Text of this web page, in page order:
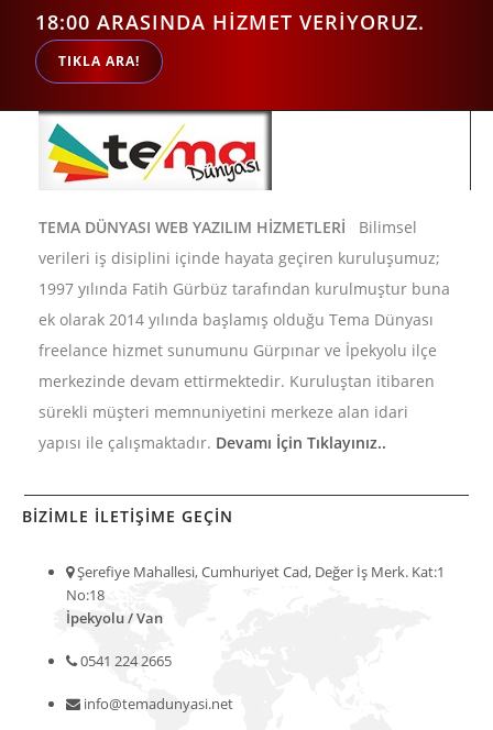
18:00 ARASINDA HİZMET VERİYORUZ.
TIKLA ARA!
TEMA DÜNYASI WEB YAZILIM HİZMETLERİ
Bilimsel
verileri iş disiplini içinde hayata geçiren kuruluşumuz;
1997 yılında Fatih Gürbüz tarafından kurulmuştur buna
ek olarak 2014 yılında başlamış olduğu Tema Dünyası
freelance hizmet sunumunu Gürpınar ve İpekyolu ilçe
merkezinde devam ettirmektedir. Kuruluştan itibaren
sürekli müşteri memnuniyetini merkeze alan idari
yapısı ile çalışmaktadır. Devamı İçin Tıklayınız..
BİZİMLE İLETİŞİME GEÇİN
Şerefiye Mahallesi, Cumhuriyet Cad, Değer İş Merk. Kat:1
No:18
İpekyolu / Van
0541 224 2665
info@temadunyasi.net